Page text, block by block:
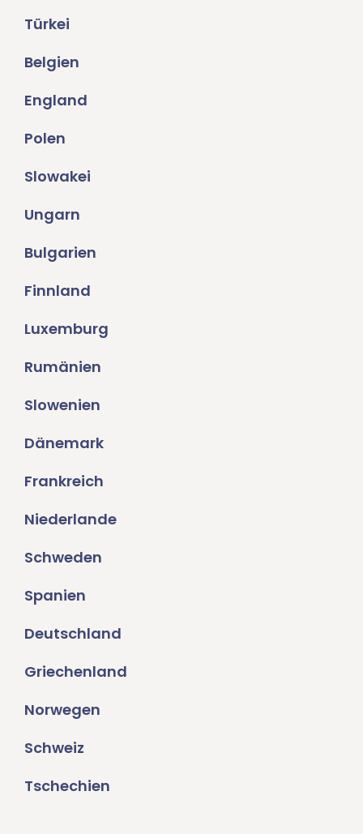
Türkei
Belgien
England
Polen
Slowakei
Ungarn
Bulgarien
Finnland
Luxemburg
Rumänien
Slowenien
Dänemark
Frankreich
Niederlande
Schweden
Spanien
Deutschland
Griechenland
Norwegen
Schweiz
Tschechien